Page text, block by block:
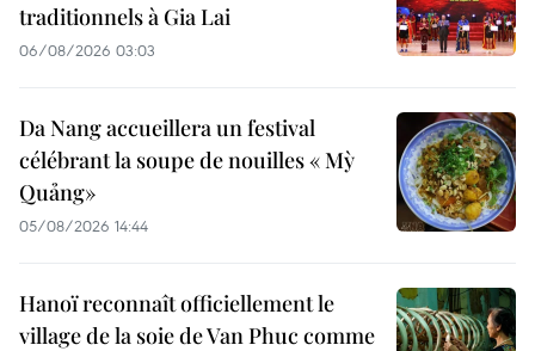
traditionnels à Gia Lai
06/08/2026 03:03
Da Nang accueillera un festival
célébrant la soupe de nouilles « Mỳ
Quảng»
05/08/2026 14:44
Hanoï reconnaît officiellement le
village de la soie de Van Phuc comme